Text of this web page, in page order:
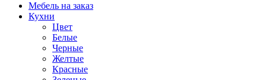
Мебель на заказ
Кухни
Цвет
Белые
Черные
Желтые
Красные